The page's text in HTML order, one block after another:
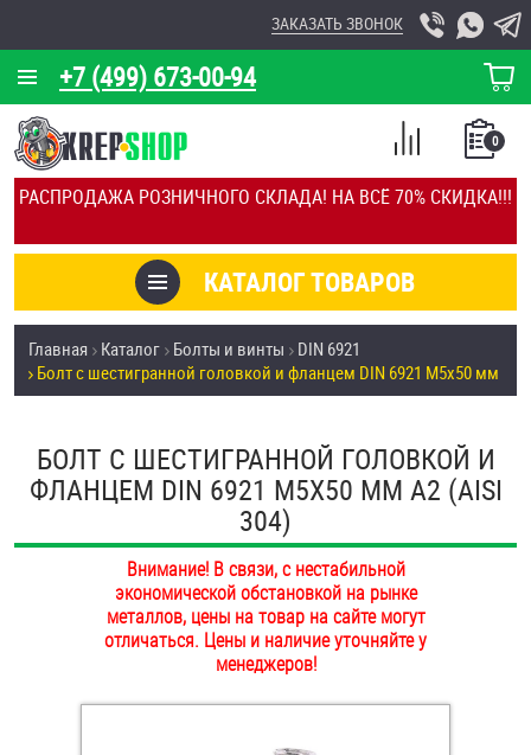
РАСПРОДАЖА РОЗНИЧНОГО СКЛАДА! НА ВСЁ 70% СКИДКА!!!
+7 (499) 673-00-94
ЗАКАЗАТЬ ЗВОНОК
КОРЗИНА
О КОМПАНИИ
КАЛЬКУЛЯТОР
ОТЗЫВЫ
УСЛУГИ
СКИДКИ
ОПТ
ПОКУПАТЕЛЯМ
ОПЛАТА И ДОСТАВКА
НАШИ МАГАЗИНЫ
КАТАЛОГ ТОВАРОВ
0
СПИСОК
СРАВНЕНИЕ
Товары со скидкой
Анкеры
Антивандальный крепёж, инструмент
Главная Каталог Болты и винты
DIN 6921
Болт с шестигранной головкой и фланцем DIN 6921 М5х50 мм
БОЛТ С ШЕСТИГРАННОЙ ГОЛОВКОЙ И
ФЛАНЦЕМ DIN 6921 М5Х50 ММ А2 (AISI
304)
Внимание! В связи, с нестабильной
экономической обстановкой на рынке
металлов, цены на товар на сайте могут
отличаться. Цены и наличие уточняйте у
менеджеров!